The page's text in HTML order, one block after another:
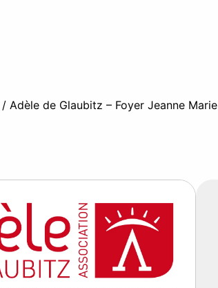
/ Adèle de Glaubitz – Foyer Jeanne Marie